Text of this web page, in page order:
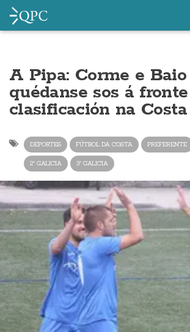
A Pipa: Corme e Baio
quédanse sos á
clasificación na Costa
DEPORTES FÚTBOL DA COSTA PREFERENTE
2ª GALICIA 3ª GALICIA